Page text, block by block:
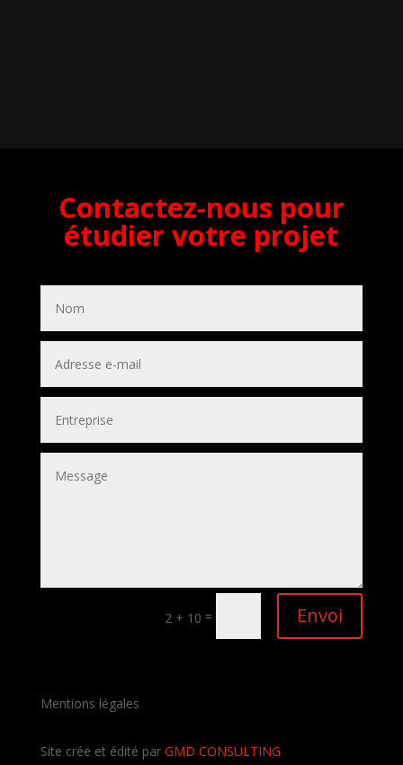
Contactez-nous pour
étudier votre projet
2 + 10 = Envoi
Mentions légales
Site crée et édité par GMD CONSULTING